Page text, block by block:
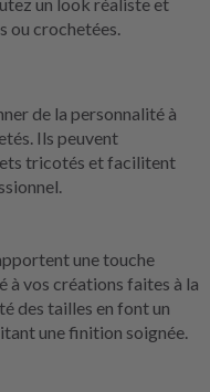
ou crochetées.
de la personnalité à
Ils peuvent
tricotés et facilitent
une touche
à vos créations faites à la
des tailles en font un
une finition soignée.